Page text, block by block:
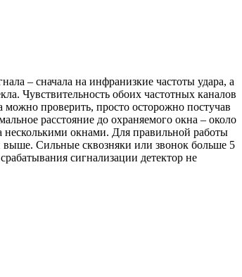
– сначала на инфранизкие частоты удара, а
Чувствительность обоих частотных каналов
можно проверить, просто осторожно постучав
расстояние до охраняемого окна – около
несколькими окнами. Для правильной работы
выше. Сильные сквозняки или звонок больше 5
сигнализации детектор не